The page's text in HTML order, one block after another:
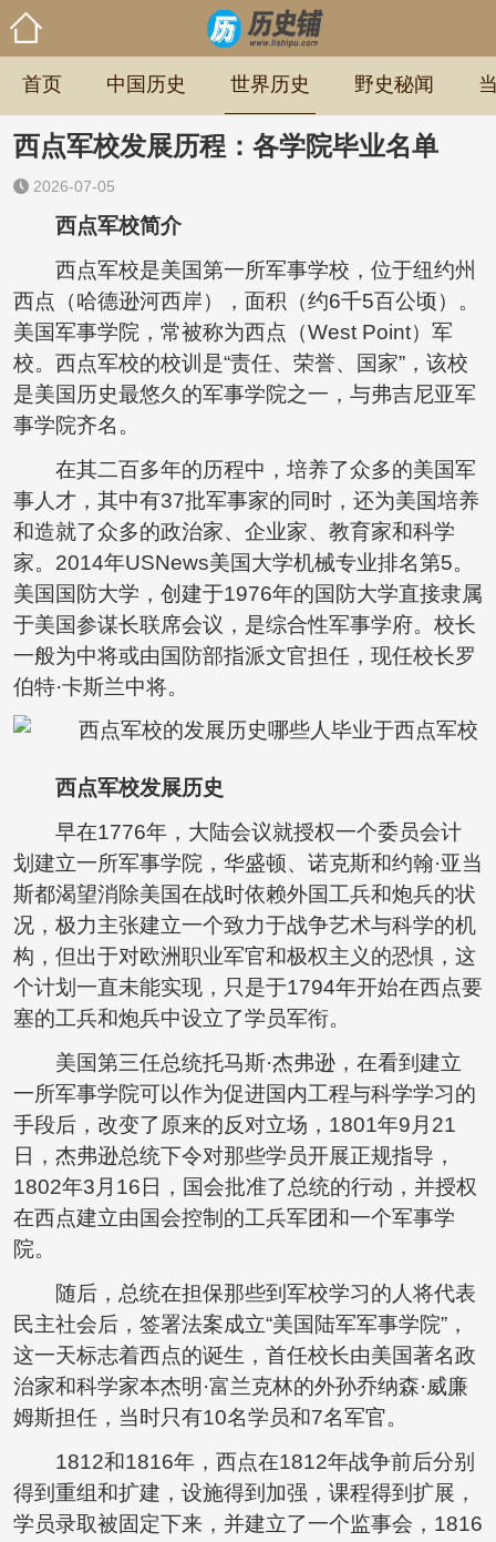
首页 中国历史 世界历史 野史秘闻
西点军校发展历程：各学院毕业名单
2026-07-05
西点军校简介
西点军校是美国第一所军事学校，位于纽约州
西点（哈德逊河西岸），面积（约6千5百公顷）。
美国军事学院，常被称为西点（West Point）军
校。西点军校的校训是“责任、荣誉、国家”，该校
是美国历史最悠久的军事学院之一，与弗吉尼亚军
事学院齐名。
在其二百多年的历程中，培养了众多的美国军
事人才，其中有37批军事家的同时，还为美国培养
和造就了众多的政治家、企业家、教育家和科学
家。2014年USNews美国大学机械专业排名第5。
美国国防大学，创建于1976年的国防大学直接隶属
于美国参谋长联席会议，是综合性军事学府。校长
一般为中将或由国防部指派文官担任，现任校长罗
伯特·卡斯兰中将。
西点军校发展历史
早在1776年，大陆会议就授权一个委员会计
划建立一所军事学院，华盛顿、诺克斯和约翰·亚当
斯都渴望消除美国在战时依赖外国工兵和炮兵的状
况，极力主张建立一个致力于战争艺术与科学的机
构，但出于对欧洲职业军官和极权主义的恐惧，这
个计划一直未能实现，只是于1794年开始在西点要
塞的工兵和炮兵中设立了学员军衔。
美国第三任总统托马斯·杰弗逊，在看到建立
一所军事学院可以作为促进国内工程与科学学习的
手段后，改变了原来的反对立场，1801年9月21
日，杰弗逊总统下令对那些学员开展正规指导，
1802年3月16日，国会批准了总统的行动，并授权
在西点建立由国会控制的工兵军团和一个军事学
院。
随后，总统在担保那些到军校学习的人将代表
民主社会后，签署法案成立“美国陆军军事学院”，
这一天标志着西点的诞生，首任校长由美国著名政
治家和科学家本杰明·富兰克林的外孙乔纳森·威廉
姆斯担任，当时只有10名学员和7名军官。
1812和1816年，西点在1812年战争前后分别
得到重组和扩建，设施得到加强，课程得到扩展，
学员录取被固定下来，并建立了一个监事会，1816